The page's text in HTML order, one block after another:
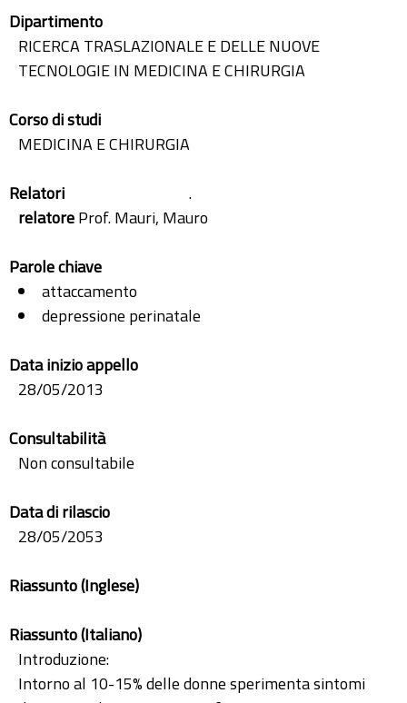
Dipartimento
RICERCA TRASLAZIONALE E DELLE NUOVE
TECNOLOGIE IN MEDICINA E CHIRURGIA
Corso di studi
MEDICINA E CHIRURGIA
Relatori
.
relatoreProf. Mauri, Mauro
Parole chiave
attaccamento
depressione perinatale
Data inizio appello
28/05/2013
Consultabilità
Non consultabile
Data di rilascio
28/05/2053
Riassunto (Inglese)
Riassunto (Italiano)
Introduzione:
Intorno al 10-15% delle donne sperimenta sintomi